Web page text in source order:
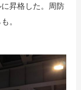
昇格した。周防
。